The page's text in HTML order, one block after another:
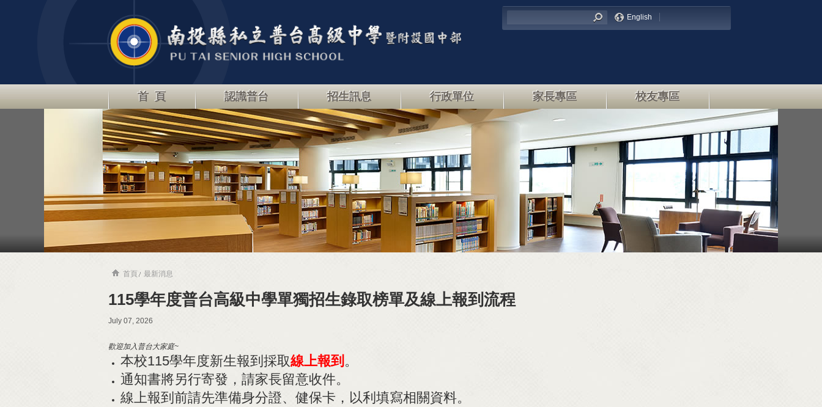
English
首 頁 認識普台 招生訊息 行政單位 家長專區 校友專區
首頁 最新消息
115學年度普台高級中學單獨招生錄取榜單及線上報到流程
July 07, 2026
歡迎加入普台大家庭~
本校115學年度新生報到採取線上報到 。
通知書將另行寄發，請家長留意收件。
線上報到前請先準備身分證、健保卡，以利填寫相關資料。